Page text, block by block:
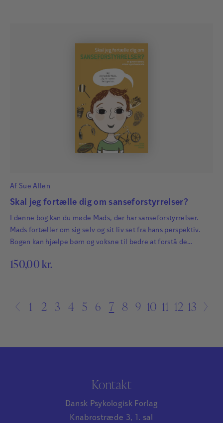
Af Sue Allen
Skal jeg fortælle dig om sanseforstyrrelser?
I denne bog kan du møde Mads, der har sanseforstyrrelser.
Mads fortæller om sig selv og sit liv set fra hans perspektiv.
Bogen kan hjælpe børn og voksne til bedre at forstå de
de beskeder, som vores sanser sender videre til hjernen.
150,00 kr.
← 1 2 3 4 5 6 7 8 9 10 11 12 13 →
Kontakt
Dansk Psykologisk Forlag
Knabrostræde 3, 1. sal